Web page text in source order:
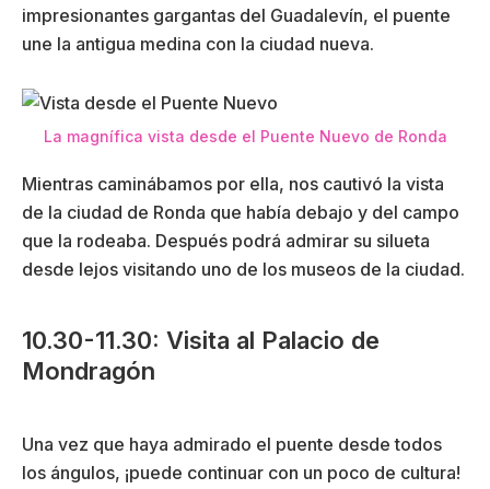
impresionantes gargantas del Guadalevín, el puente
une la antigua medina con la ciudad nueva.
La magnífica vista desde el Puente Nuevo de Ronda
Mientras caminábamos por ella, nos cautivó la vista
de la ciudad de Ronda que había debajo y del campo
que la rodeaba. Después podrá admirar su silueta
desde lejos visitando uno de los museos de la ciudad.
10.30-11.30: Visita al Palacio de
Mondragón
Una vez que haya admirado el puente desde todos
los ángulos, ¡puede continuar con un poco de cultura!